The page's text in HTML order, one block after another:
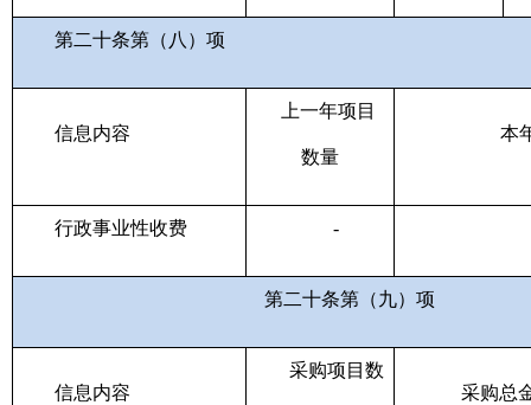
第二十条第（八）项
信息内容
上一年项目
数量
本
行政事业性收费 -
第二十条第（九）项
信息内容
采购项目数
采购总